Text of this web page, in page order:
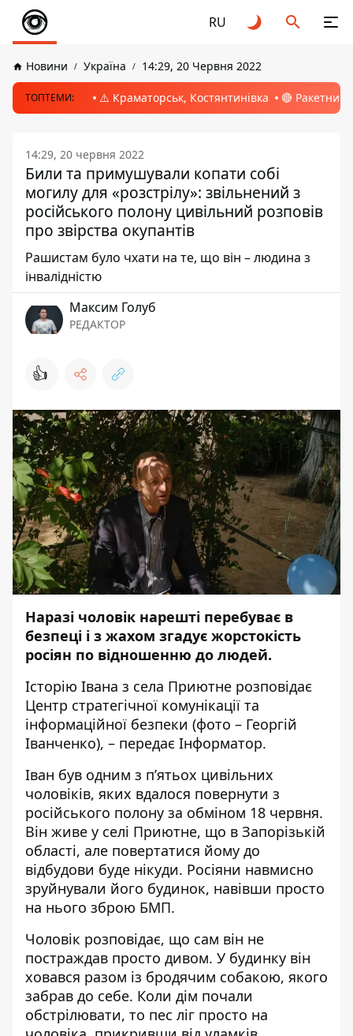
RU
Новини Україна 14:29, 20 Червня 2022
ТОПТЕМИ: ⚠️ Краматорськ, Костянтинівка 🔴 Ракетний
14:29, 20 червня 2022
Били та примушували копати собі
могилу для «розстрілу»: звільнений з
російського полону цивільний розповів
про звірства окупантів
Рашистам було чхати на те, що він – людина з
інвалідністю
Максим Голуб
РЕДАКТОР
👍
Наразі чоловік нарешті перебуває в
безпеці і з жахом згадує жорстокість
росіян по відношенню до людей.
Історію Івана з села Приютне розповідає
Центр стратегічної комунікації та
інформаційної безпеки (фото – Георгій
Іванченко), – передає Інформатор.
Іван був одним з п’ятьох цивільних
чоловіків, яких вдалося повернути з
російського полону за обміном 18 червня.
Він живе у селі Приютне, що в Запорізькій
області, але повертатися йому до
відбудови буде нікуди. Росіяни навмисно
зруйнували його будинок, навівши просто
на нього зброю БМП.
Чоловік розповідає, що сам він не
постраждав просто дивом. У будинку він
ховався разом із бродячим собакою, якого
забрав до себе. Коли дім почали
обстрілювати, то пес ліг просто на